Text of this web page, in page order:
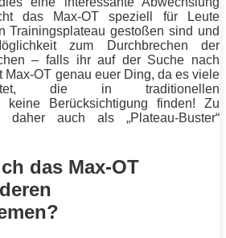
das Max-OT speziell für Leute
Trainingsplateau gestoßen sind und
zum Durchbrechen der
– falls ihr auf der Suche nach
OT genau euer Ding, da es viele
die in traditionellen
keine Berücksichtigung finden! Zu
auch als „Plateau-Buster“
das Max-OT